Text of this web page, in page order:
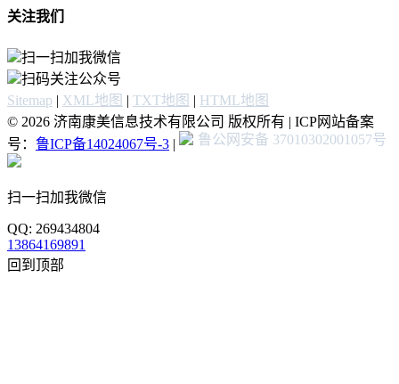
关注我们
扫一扫加我微信
扫码关注公众号
Sitemap | XML地图 | TXT地图 | HTML地图
© 2026 济南康美信息技术有限公司 版权所有 | ICP网站备案
号： 鲁ICP备14024067号-3 | 鲁公网安备 37010302001057号
扫一扫加我微信
QQ: 269434804
13864169891
回到顶部